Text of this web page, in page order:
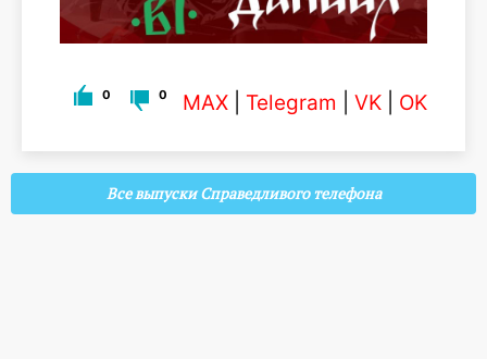
0 0 MAX Telegram VK OK
Все выпуски Справедливого телефона